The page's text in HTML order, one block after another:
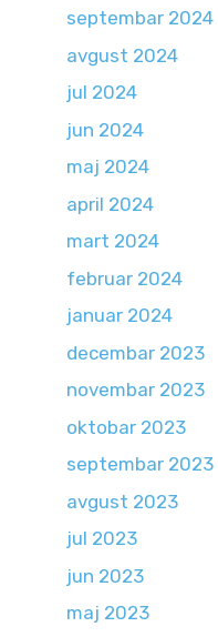
septembar 2024
avgust 2024
jul 2024
jun 2024
maj 2024
april 2024
mart 2024
februar 2024
januar 2024
decembar 2023
novembar 2023
oktobar 2023
septembar 2023
avgust 2023
jul 2023
jun 2023
maj 2023